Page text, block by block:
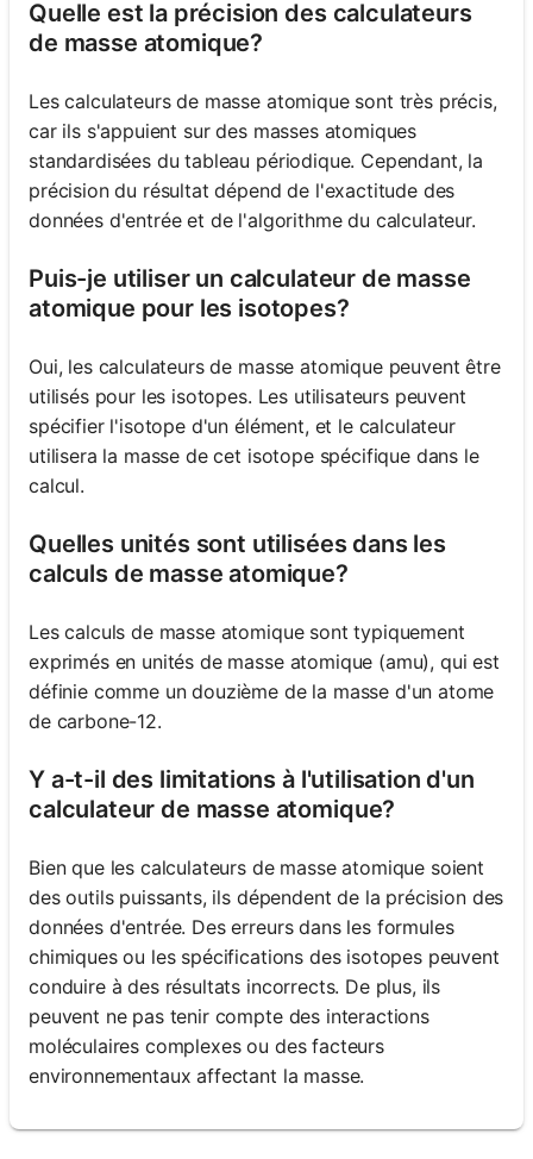
Quelle est la précision des calculateurs
de masse atomique?
Les calculateurs de masse atomique sont très précis,
car ils s'appuient sur des masses atomiques
standardisées du tableau périodique. Cependant, la
précision du résultat dépend de l'exactitude des
données d'entrée et de l'algorithme du calculateur.
Puis-je utiliser un calculateur de masse
atomique pour les isotopes?
Oui, les calculateurs de masse atomique peuvent être
utilisés pour les isotopes. Les utilisateurs peuvent
spécifier l'isotope d'un élément, et le calculateur
utilisera la masse de cet isotope spécifique dans le
calcul.
Quelles unités sont utilisées dans les
calculs de masse atomique?
Les calculs de masse atomique sont typiquement
exprimés en unités de masse atomique (amu), qui est
définie comme un douzième de la masse d'un atome
de carbone-12.
Y a-t-il des limitations à l'utilisation d'un
calculateur de masse atomique?
Bien que les calculateurs de masse atomique soient
des outils puissants, ils dépendent de la précision des
données d'entrée. Des erreurs dans les formules
chimiques ou les spécifications des isotopes peuvent
conduire à des résultats incorrects. De plus, ils
peuvent ne pas tenir compte des interactions
moléculaires complexes ou des facteurs
environnementaux affectant la masse.